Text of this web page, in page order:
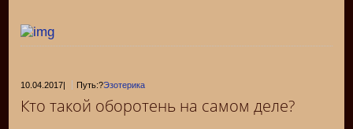
10.04.2017 Путь:?Эзотерика
Кто такой оборотень на самом деле?